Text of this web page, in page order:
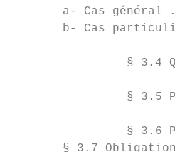
a- Cas général
b- Cas
§ 3.4
§ 3.5
§ 3.6
§ 3.7